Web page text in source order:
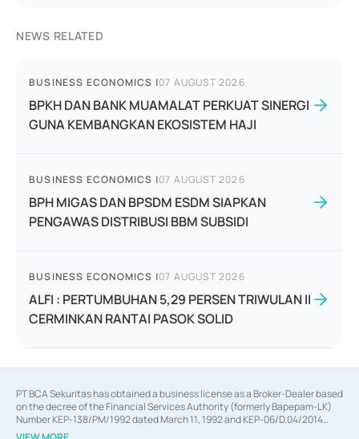
NEWS RELATED
BUSINESS ECONOMICS |07 AUGUST 2026
BPKH DAN BANK MUAMALAT PERKUAT SINERGI
GUNA KEMBANGKAN EKOSISTEM HAJI
BUSINESS ECONOMICS |07 AUGUST 2026
BPH MIGAS DAN BPSDM ESDM SIAPKAN
PENGAWAS DISTRIBUSI BBM SUBSIDI
BUSINESS ECONOMICS |07 AUGUST 2026
ALFI : PERTUMBUHAN 5,29 PERSEN TRIWULAN II
CERMINKAN RANTAI PASOK SOLID
PT BCA Sekuritas has obtained a business license as a Broker-Dealer based
on the decree of the Financial Services Authority (formerly Bapepam-LK)
Number KEP-138/PM/1992 dated March 11, 1992 and KEP-06/D.04/2014
dated February 28, 2014, a business license as an Underwriter based on the